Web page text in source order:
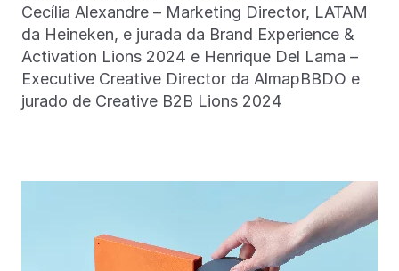
Cecília Alexandre – Marketing Director, LATAM
da Heineken, e jurada da Brand Experience &
Activation Lions 2024 e Henrique Del Lama –
Executive Creative Director da AlmapBBDO e
jurado de Creative B2B Lions 2024